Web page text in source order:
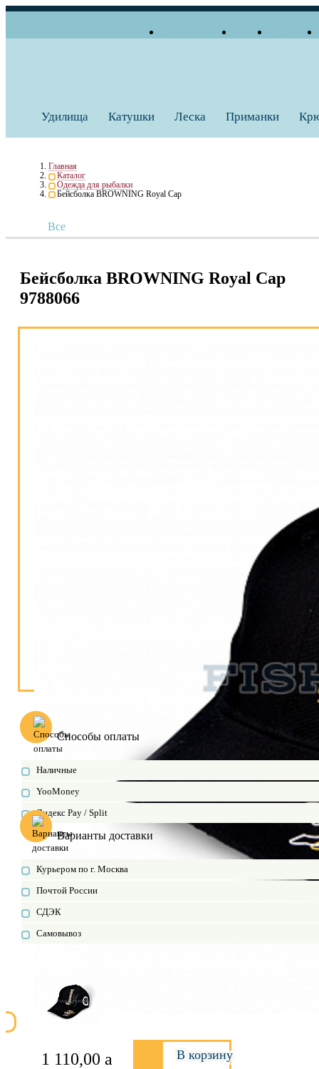
Удилища Катушки Леска Приманки
Главная
Каталог
Одежда для рыбалки
Бейсболка BROWNING Royal Cap
Все
Бейсболка BROWNING Royal Cap
9788066
Способы оплаты
Наличные
YooMoney
Яндекс Pay / Split
Варианты доставки
Курьером по г. Москва
Почтой России
СДЭК
Самовывоз
1 110,00 a В корзину